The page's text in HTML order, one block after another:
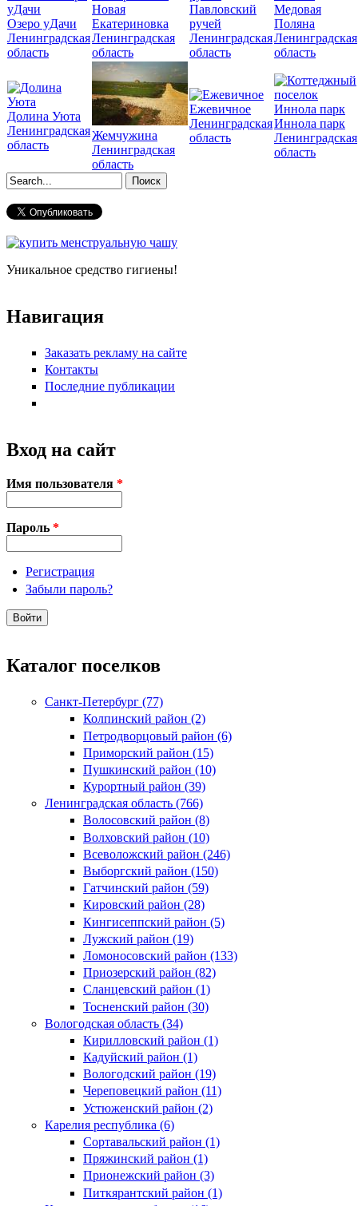
Озеро уДачи
Ленинградская
область
Новая
Екатериновка
Ленинградская
область
Павловский
ручей
Ленинградская
область
Медовая
Поляна
Ленинградская
область
Долина Уюта
Ленинградская
область
Жемчужина
Ленинградская
область
Ежевичное
Ленинградская
область
Иннола парк
Ленинградская
область
Форма поиска
Уникальное средство гигиены!
Навигация
Заказать рекламу на сайте
Контакты
Последние публикации
Вход на сайт
Имя пользователя *
Пароль *
Регистрация
Забыли пароль?
Каталог поселков
Санкт-Петербург (77)
Колпинский район (2)
Петродворцовый район (6)
Приморский район (15)
Пушкинский район (10)
Курортный район (39)
Ленинградская область (766)
Волосовский район (8)
Волховский район (10)
Всеволожский район (246)
Выборгский район (150)
Гатчинский район (59)
Кировский район (28)
Кингисеппский район (5)
Лужский район (19)
Ломоносовский район (133)
Приозерский район (82)
Сланцевский район (1)
Тосненский район (30)
Вологодская область (34)
Кирилловский район (1)
Кадуйский район (1)
Вологодский район (19)
Череповецкий район (11)
Устюженский район (2)
Карелия республика (6)
Сортавальский район (1)
Пряжинский район (1)
Прионежский район (3)
Питкярантский район (1)